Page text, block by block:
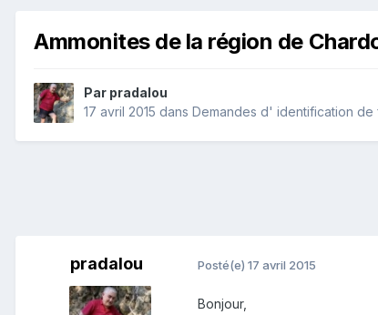
Ammonites de la région de
Par pradalou
17 avril 2015 dans Demandes d' identification de
pradalou Posté(e) 17 avril 2015
Bonjour,